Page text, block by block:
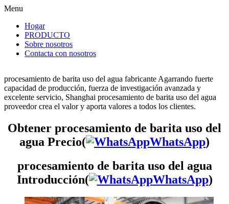
Menu
Hogar
PRODUCTO
Sobre nosotros
Contacta con nosotros
procesamiento de barita uso del agua fabricante Agarrando fuerte
capacidad de producción, fuerza de investigación avanzada y
excelente servicio, Shanghai procesamiento de barita uso del agua
proveedor crea el valor y aporta valores a todos los clientes.
Obtener procesamiento de barita uso del
agua Precio(
WhatsApp)
procesamiento de barita uso del agua
Introducción(
WhatsApp)